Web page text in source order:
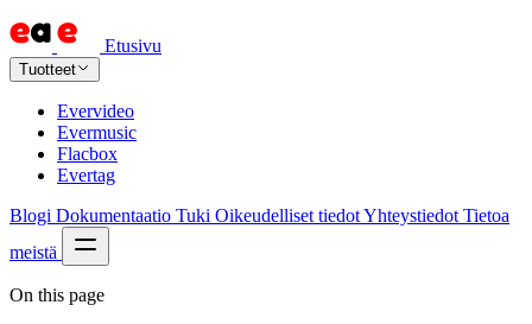
Etusivu
Tuotteet
Evervideo
Evermusic
Flacbox
Evertag
Blogi Dokumentaatio Tuki Oikeudelliset tiedotYhteystiedot Tietoa
meistä
On this page